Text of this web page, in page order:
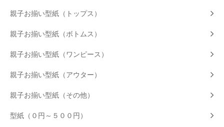
親子お揃い型紙（トップス）
親子お揃い型紙（ボトムス）
親子お揃い型紙（ワンピース）
親子お揃い型紙（アウター）
親子お揃い型紙（その他）
型紙（０円～５００円）